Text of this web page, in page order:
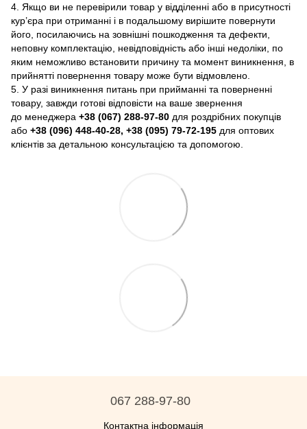
4. Якщо ви не перевірили товар у відділенні або в присутності
кур’єра при отриманні і в подальшому вирішите повернути
його, посилаючись на зовнішні пошкодження та дефекти,
неповну комплектацію, невідповідність або інші недоліки, по
яким неможливо встановити причину та момент виникнення, в
прийнятті повернення товару може бути відмовлено.
5. У разі виникнення питань при прийманні та поверненні
товару, завжди готові відповісти на ваше звернення
до менеджера +38 (067) 288-97-80 для роздрібних покупців
або +38 (096) 448-40-28, +38 (095) 79-72-195 для оптових
клієнтів за детальною консультацією та допомогою.
067 288-97-80
Контактна інформація